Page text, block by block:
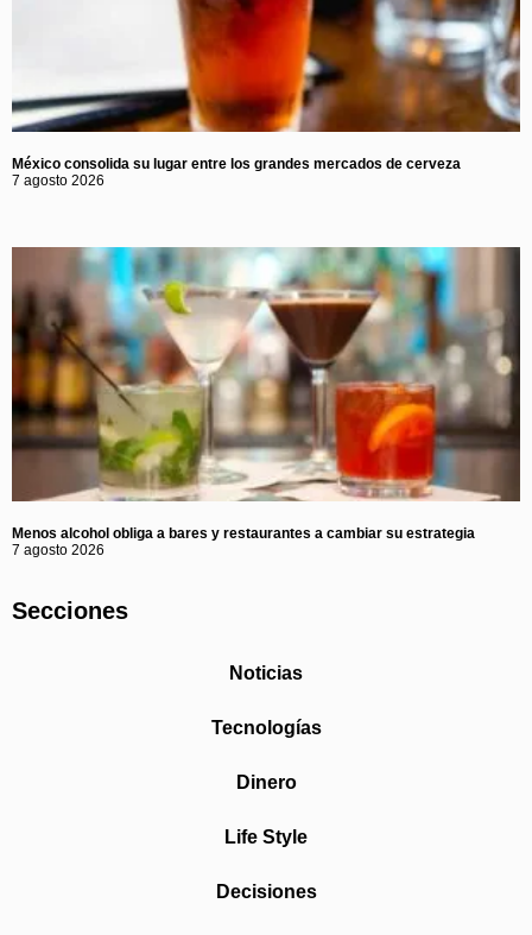
México consolida su lugar entre los grandes mercados de cerveza
7 agosto 2026
Menos alcohol obliga a bares y restaurantes a cambiar su estrategia
7 agosto 2026
Secciones
Noticias
Tecnologías
Dinero
Life Style
Decisiones